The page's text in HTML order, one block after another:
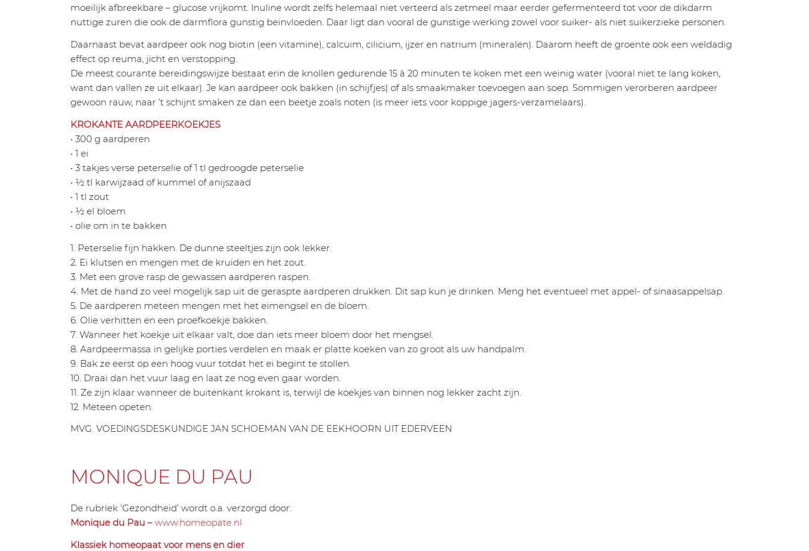
moeilijk afbreekbare – glucose vrijkomt. Inuline wordt zelfs helemaal niet verteerd als zetmeel maar eerder gefermenteerd tot voor de dikdarm
nuttige zuren die ook de darmflora gunstig beïnvloeden. Daar ligt dan vooral de gunstige werking zowel voor suiker- als niet suikerzieke personen.
Daarnaast bevat aardpeer ook nog biotin (een vitamine), calcuim, cilicium, ijzer en natrium (mineralen). Daarom heeft de groente ook een weldadig
effect op reuma, jicht en verstopping.
De meest courante bereidingswijze bestaat erin de knollen gedurende 15 à 20 minuten te koken met een weinig water (vooral niet te lang koken,
want dan vallen ze uit elkaar). Je kan aardpeer ook bakken (in schijfjes) of als smaakmaker toevoegen aan soep. Sommigen verorberen aardpeer
gewoon rauw, naar ’t schijnt smaken ze dan een beetje zoals noten (is meer iets voor koppige jagers-verzamelaars).
KROKANTE AARDPEERKOEKJES
• 300 g aardperen
• 1 ei
• 3 takjes verse peterselie of 1 tl gedroogde peterselie
• ½ tl karwijzaad of kummel of anijszaad
• 1 tl zout
• ½ el bloem
• olie om in te bakken
1. Peterselie fijn hakken. De dunne steeltjes zijn ook lekker.
2. Ei klutsen en mengen met de kruiden en het zout.
3. Met een grove rasp de gewassen aardperen raspen.
4. Met de hand zo veel mogelijk sap uit de geraspte aardperen drukken. Dit sap kun je drinken. Meng het eventueel met appel- of sinaasappelsap.
5. De aardperen meteen mengen met het eimengsel en de bloem.
6. Olie verhitten en een proefkoekje bakken.
7. Wanneer het koekje uit elkaar valt, doe dan iets meer bloem door het mengsel.
8. Aardpeermassa in gelijke porties verdelen en maak er platte koeken van zo groot als uw handpalm.
9. Bak ze eerst op een hoog vuur totdat het ei begint te stollen.
10. Draai dan het vuur laag en laat ze nog even gaar worden.
11. Ze zijn klaar wanneer de buitenkant krokant is, terwijl de koekjes van binnen nog lekker zacht zijn.
12. Meteen opeten.
MVG. VOEDINGSDESKUNDIGE JAN SCHOEMAN VAN DE EEKHOORN UIT EDERVEEN
MONIQUE DU PAU
De rubriek ‘Gezondheid’ wordt o.a. verzorgd door:
Monique du Pau –www.homeopate.nl
Klassiek homeopaat voor mens en dier